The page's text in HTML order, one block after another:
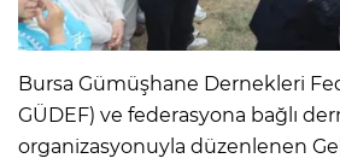
Bursa Gümüşhane Dernekleri
GÜDEF) ve federasyona bağlı
organizasyonuyla düzenlenen